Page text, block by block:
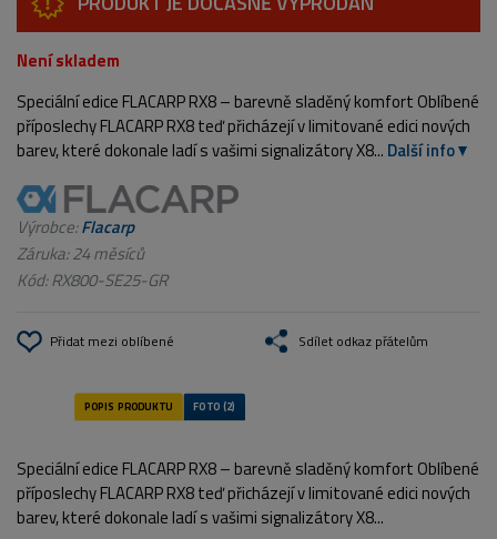
Není skladem
Speciální edice FLACARP RX8 – barevně sladěný komfort Oblíbené
příposlechy FLACARP RX8 teď přicházejí v limitované edici nových
barev, které dokonale ladí s vašimi signalizátory X8... Další info
Výrobce:Flacarp
Záruka: 24 měsíců
Kód:RX800-SE25-GR
Přidat mezi oblíbené Sdílet odkaz přátelům
Speciální edice FLACARP RX8 – barevně sladěný komfort Oblíbené
příposlechy FLACARP RX8 teď přicházejí v limitované edici nových
barev, které dokonale ladí s vašimi signalizátory X8...